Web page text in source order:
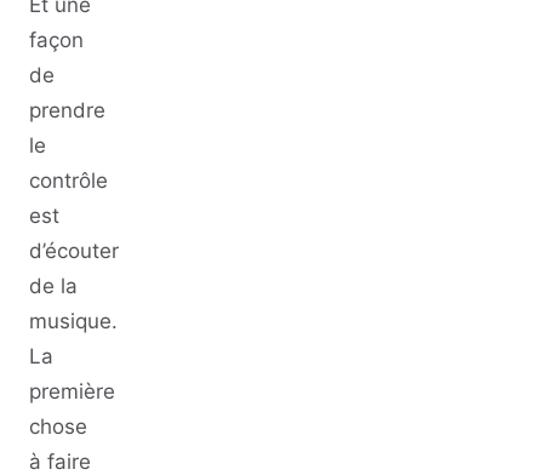
façon
de
prendre
le
contrôle
est
d’écouter
de la
musique.
La
première
chose
à faire